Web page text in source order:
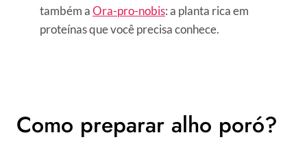
também aOra-pro-nobis: a planta rica em
proteínas que você precisa conhece.
Como preparar alho poró?